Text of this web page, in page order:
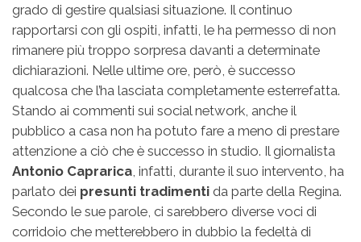
grado di gestire qualsiasi situazione. Il continuo
rapportarsi con gli ospiti, infatti, le ha permesso di non
rimanere più troppo sorpresa davanti a determinate
dichiarazioni. Nelle ultime ore, però, è successo
qualcosa che l’ha lasciata completamente esterrefatta.
Stando ai commenti sui social network, anche il
pubblico a casa non ha potuto fare a meno di prestare
attenzione a ciò che è successo in studio. Il giornalista
Antonio Caprarica , infatti, durante il suo intervento, ha
parlato dei presunti tradimenti da parte della Regina.
Secondo le sue parole, ci sarebbero diverse voci di
corridoio che metterebbero in dubbio la fedeltà di